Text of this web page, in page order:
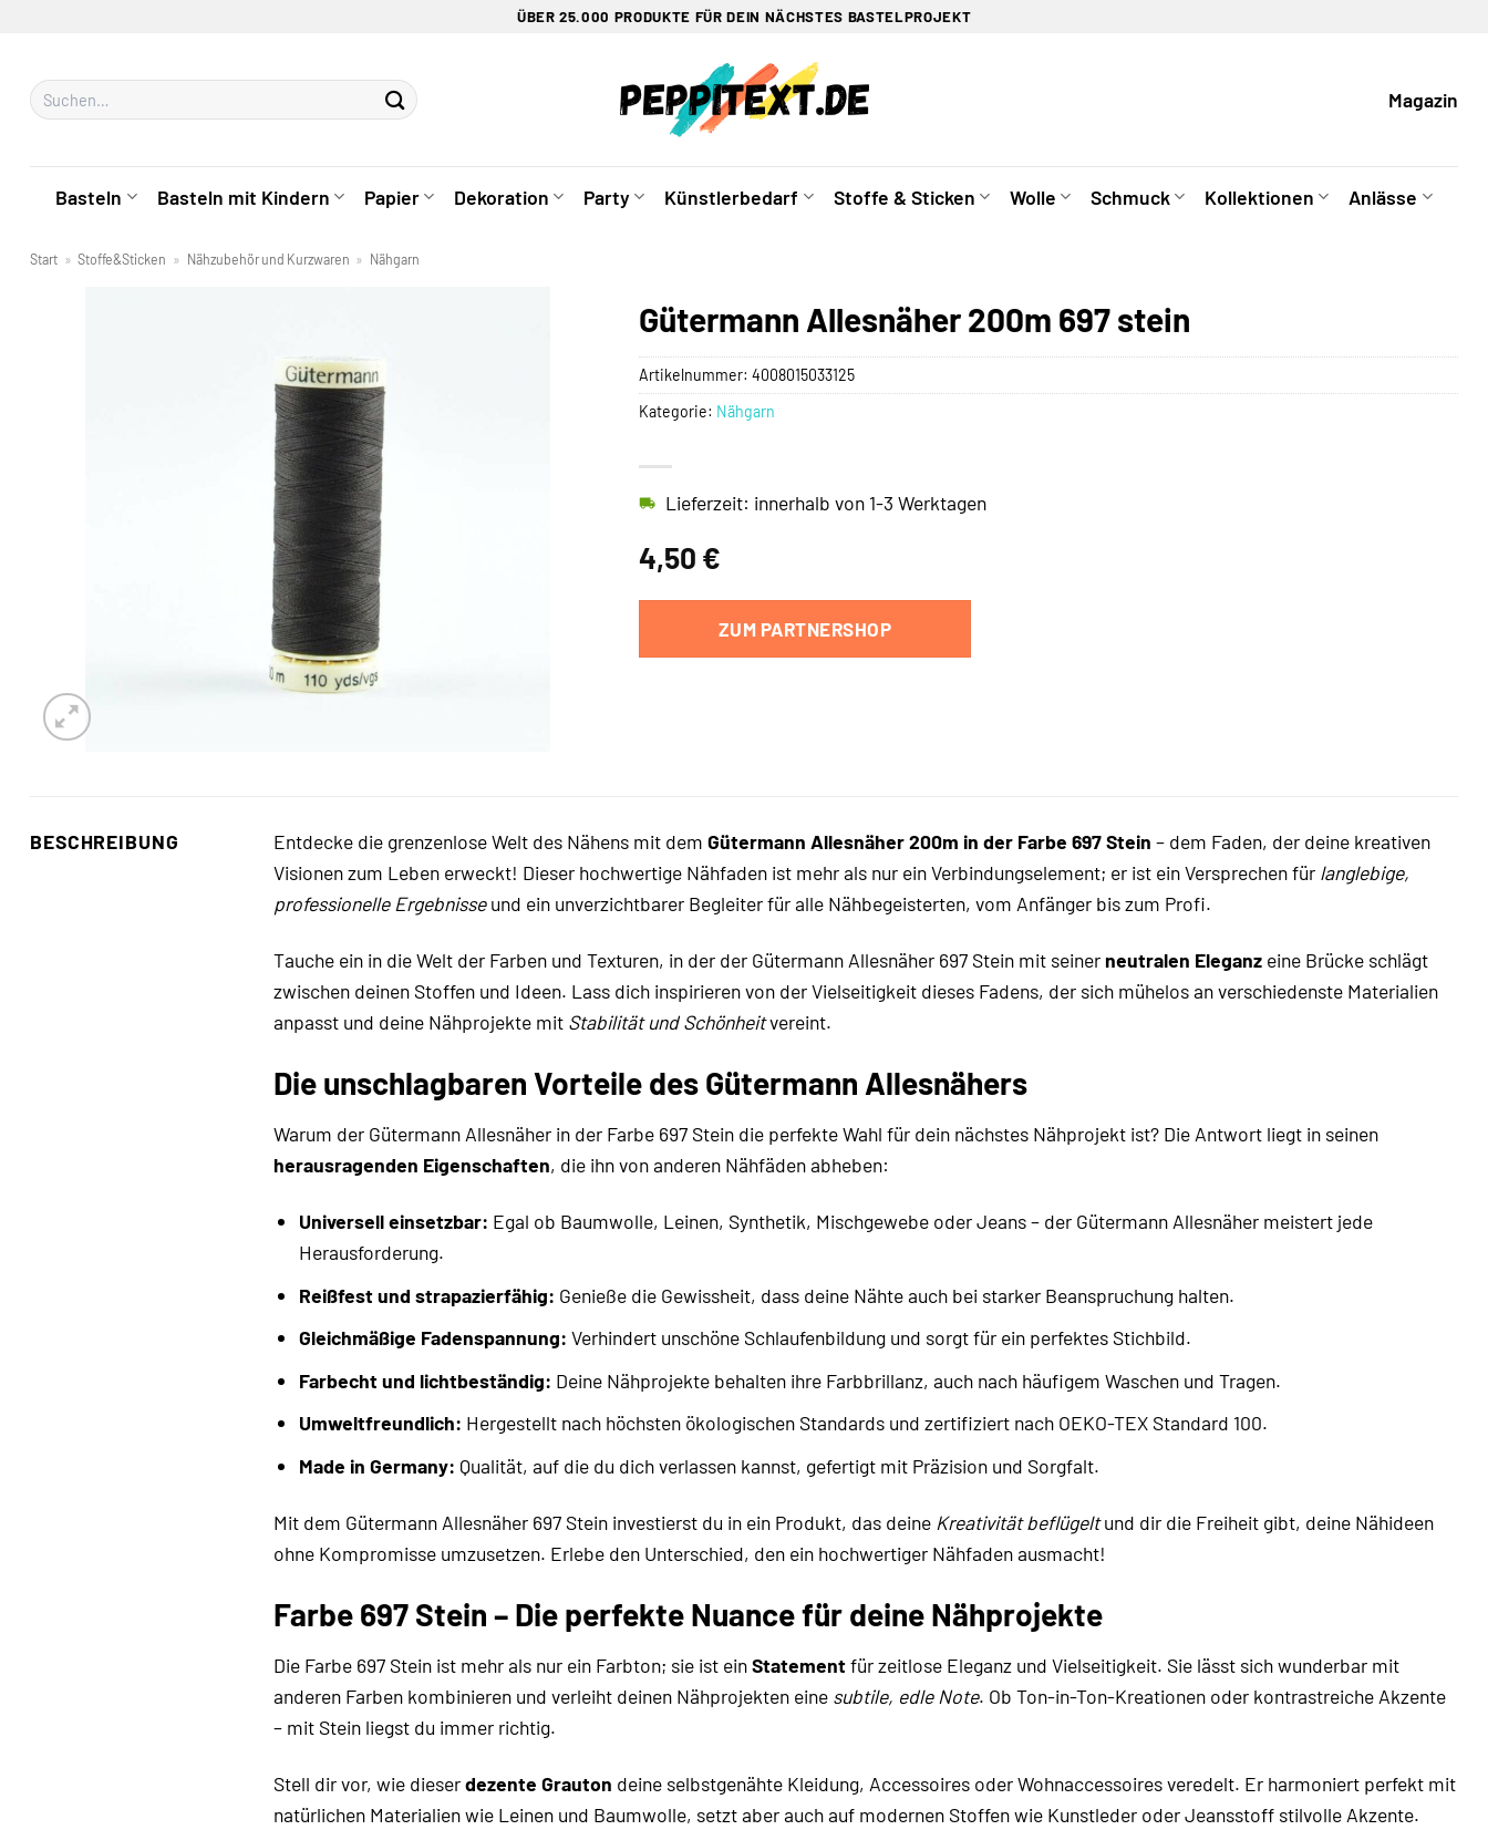
springen
ÜBER 25.000 PRODUKTE FÜR DEIN NÄCHSTES BASTELPROJEKT
Suchen
nach:
Magazin
Basteln Basteln mit Kindern Papier Dekoration Party Künstlerbedarf Stoffe & Sticken Wolle Schmuck Kollektionen Anlässe
Start » Stoffe&Sticken » Nähzubehör und Kurzwaren » Nähgarn
Gütermann Allesnäher 200m 697 stein
4,50 €
Lieferzeit: innerhalb von 1-3 Werktagen
ZUM PARTNERSHOP
Artikelnummer: 4008015033125
Kategorie: Nähgarn
BESCHREIBUNG Entdecke die grenzenlose Welt des Nähens mit dem Gütermann Allesnäher 200m in der Farbe 697 Stein – dem Faden, der deine kreativen
Visionen zum Leben erweckt! Dieser hochwertige Nähfaden ist mehr als nur ein Verbindungselement; er ist ein Versprechen für langlebige,
professionelle Ergebnisseund ein unverzichtbarer Begleiter für alle Nähbegeisterten, vom Anfänger bis zum Profi.
Tauche ein in die Welt der Farben und Texturen, in der der Gütermann Allesnäher 697 Stein mit seiner neutralen Eleganz eine Brücke schlägt
zwischen deinen Stoffen und Ideen. Lass dich inspirieren von der Vielseitigkeit dieses Fadens, der sich mühelos an verschiedenste Materialien
anpasst und deine Nähprojekte mit Stabilität und Schönheitvereint.
Die unschlagbaren Vorteile des Gütermann Allesnähers
Warum der Gütermann Allesnäher in der Farbe 697 Stein die perfekte Wahl für dein nächstes Nähprojekt ist? Die Antwort liegt in seinen
herausragenden Eigenschaften, die ihn von anderen Nähfäden abheben:
Universell einsetzbar: Egal ob Baumwolle, Leinen, Synthetik, Mischgewebe oder Jeans – der Gütermann Allesnäher meistert jede
Herausforderung.
Reißfest und strapazierfähig: Genieße die Gewissheit, dass deine Nähte auch bei starker Beanspruchung halten.
Gleichmäßige Fadenspannung: Verhindert unschöne Schlaufenbildung und sorgt für ein perfektes Stichbild.
Farbecht und lichtbeständig: Deine Nähprojekte behalten ihre Farbbrillanz, auch nach häufigem Waschen und Tragen.
Umweltfreundlich: Hergestellt nach höchsten ökologischen Standards und zertifiziert nach OEKO-TEX Standard 100.
Made in Germany: Qualität, auf die du dich verlassen kannst, gefertigt mit Präzision und Sorgfalt.
Mit dem Gütermann Allesnäher 697 Stein investierst du in ein Produkt, das deine Kreativität beflügeltund dir die Freiheit gibt, deine Nähideen
ohne Kompromisse umzusetzen. Erlebe den Unterschied, den ein hochwertiger Nähfaden ausmacht!
Farbe 697 Stein – Die perfekte Nuance für deine Nähprojekte
Die Farbe 697 Stein ist mehr als nur ein Farbton; sie ist einStatementfür zeitlose Eleganz und Vielseitigkeit. Sie lässt sich wunderbar mit
anderen Farben kombinieren und verleiht deinen Nähprojekten eine subtile, edle Note. Ob Ton-in-Ton-Kreationen oder kontrastreiche Akzente
– mit Stein liegst du immer richtig.
Stell dir vor, wie dieserdezente Grauton deine selbstgenähte Kleidung, Accessoires oder Wohnaccessoires veredelt. Er harmoniert perfekt mit
natürlichen Materialien wie Leinen und Baumwolle, setzt aber auch auf modernen Stoffen wie Kunstleder oder Jeansstoff stilvolle Akzente.